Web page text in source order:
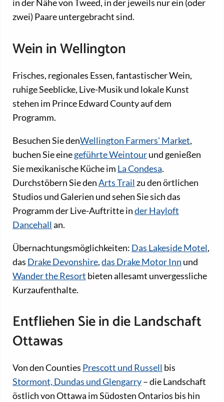
in der Nähe von Tweed, in der jeweils nur ein (oder
zwei) Paare untergebracht sind.
Wein in Wellington
Frisches, regionales Essen, fantastischer Wein,
ruhige Seeblicke, Live-Musik und lokale Kunst
stehen im Prince Edward County auf dem
Programm.
Besuchen Sie denWellington Farmers' Market,
buchen Sie einegeführte Weintourund genießen
Sie mexikanische Küche im La Condesa.
Durchstöbern Sie denArts Trail zu den örtlichen
Studios und Galerien und sehen Sie sich das
Programm der Live-Auftritte inder Hayloft
Dancehall an.
Übernachtungsmöglichkeiten: Das Lakeside Motel,
das Drake Devonshire,das Drake Motor Inn und
Wander the Resort bieten allesamt unvergessliche
Kurzaufenthalte.
Entfliehen Sie in die Landschaft
Ottawas
Von den Counties Prescott und Russell bis
Stormont, Dundas und Glengarry– die Landschaft
östlich von Ottawa im Südosten Ontarios bis hin